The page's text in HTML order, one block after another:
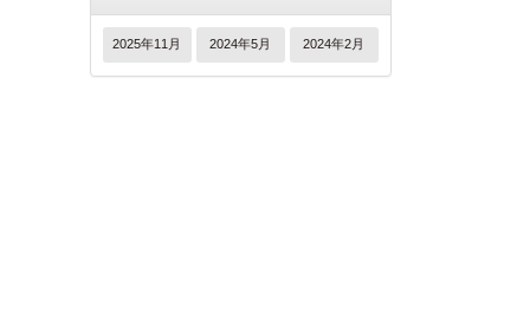
2025年11月 2024年5月 2024年2月